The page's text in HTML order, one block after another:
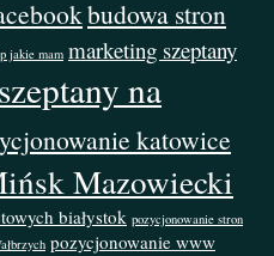
budowa stron
jakie mam marketing szeptany
na
katowice
Mazowiecki
białystok pozycjonowanie stron
pozycjonowanie www